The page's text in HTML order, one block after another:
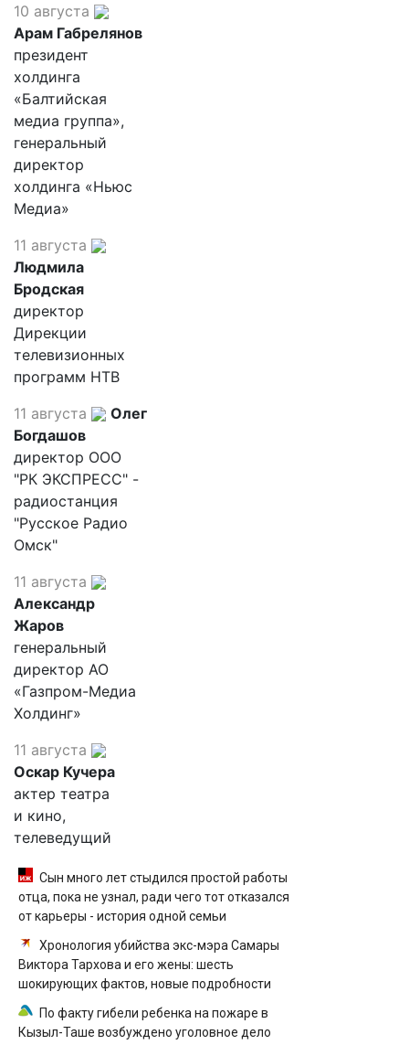
10 августа
Арам Габрелянов
президент
холдинга
«Балтийская
медиа группа»,
генеральный
директор
холдинга «Ньюс
Медиа»
11 августа
Людмила
Бродская
директор
Дирекции
телевизионных
программ НТВ
11 августа
Олег
Богдашов
директор ООО
"РК ЭКСПРЕСС" -
радиостанция
"Русское Радио
Омск"
11 августа
Александр
Жаров
генеральный
директор АО
«Газпром-Медиа
Холдинг»
11 августа
Оскар Кучера
актер театра
и кино,
телеведущий
Сын много лет стыдился простой работы
отца, пока не узнал, ради чего тот отказался
от карьеры - история одной семьи
Хронология убийства экс-мэра Самары
Виктора Тархова и его жены: шесть
шокирующих фактов, новые подробности
По факту гибели ребенка на пожаре в
Кызыл-Таше возбуждено уголовное дело